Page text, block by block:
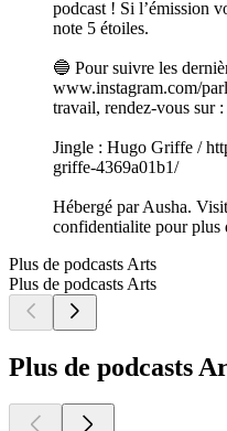
podcast ! Si l’émission
note 5 étoiles.
🔵 Pour suivre les
www.instagram.com/
travail, rendez-vous sur
Jingle : Hugo Griffe /
griffe-4369a01b1/
Hébergé par Ausha.
confidentialite pour plus
Plus de podcasts Arts
Plus de podcasts Arts
Plus de podcasts